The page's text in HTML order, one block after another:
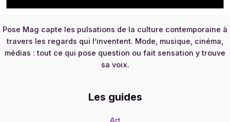
Pose Mag capte les pulsations de la culture contemporaine à
travers les regards qui l’inventent. Mode, musique, cinéma,
médias : tout ce qui pose question ou fait sensation y trouve
sa voix.
Les guides